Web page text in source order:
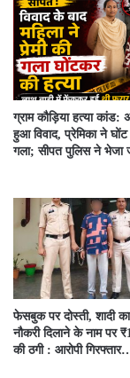
ग्राम कौड़िया हत्या
हुआ विवाद, प्रेमिका ने घोंट
गला; सीपत पुलिस ने भेजा
फेसबुक पर दोस्ती, शादी
नौकरी दिलाने के नाम पर
की ठगी : आरोपी